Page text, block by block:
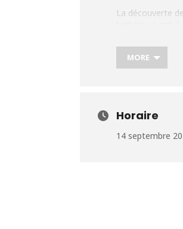
La découverte
Plus d’infos:
MORE
Horaire
14 septembre